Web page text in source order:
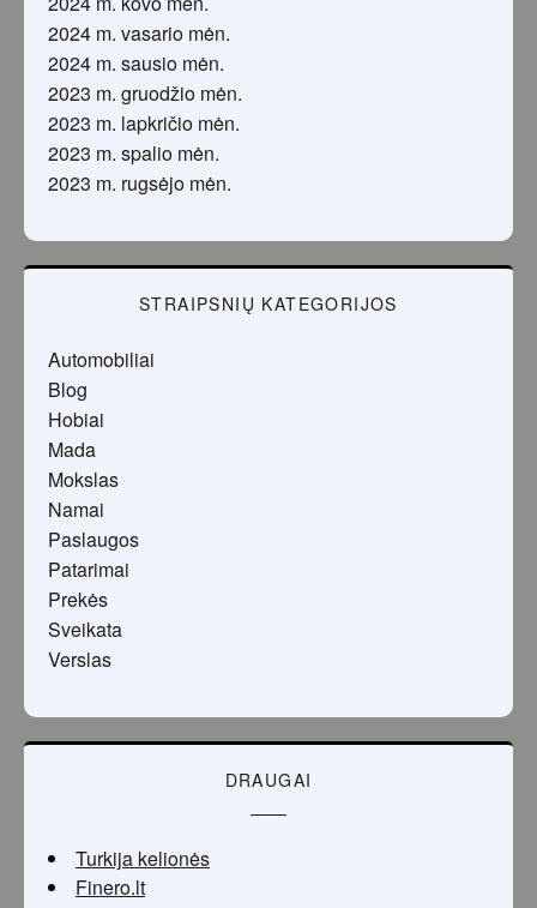
2024 m. vasario mėn.
2024 m. sausio mėn.
2023 m. gruodžio mėn.
2023 m. lapkričio mėn.
2023 m. spalio mėn.
2023 m. rugsėjo mėn.
STRAIPSNIŲ KATEGORIJOS
Automobiliai
Blog
Hobiai
Mada
Mokslas
Namai
Paslaugos
Patarimai
Prekės
Sveikata
Verslas
DRAUGAI
Turkija kelionės
Finero.lt